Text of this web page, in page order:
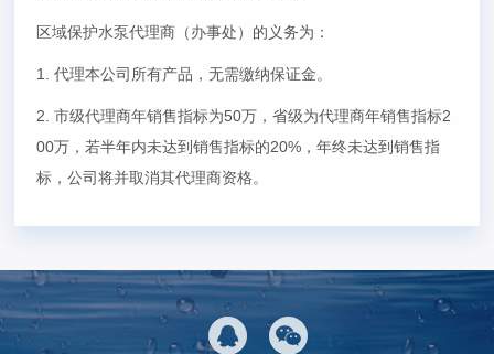
区域保护水泵代理商（办事处）的义务为：
1.代理本公司所有产品，无需缴纳保证金。
2.市级代理商年销售指标为50万，省级为代理商年销售指标2
00万，若半年内未达到销售指标的20%，年终未达到销售指
标，公司将并取消其代理商资格。